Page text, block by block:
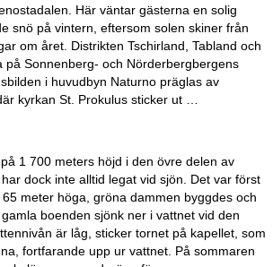
Här väntar gästerna en solig
snö på vintern, eftersom solen skiner från
om året. Distrikten Tschirland, Tabland och
på Sonnenberg- och Nörderbergbergens
i huvudbyn Naturno präglas av
kyrkan St. Prokulus sticker ut …
1 700 meters höjd i den övre delen av
dock inte alltid legat vid sjön. Det var först
meter höga, gröna dammen byggdes och
boenden sjönk ner i vattnet vid den
är låg, sticker tornet på kapellet, som
fortfarande upp ur vattnet. På sommaren